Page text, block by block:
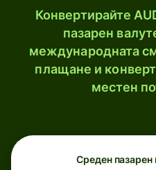
Конвертирайте
пазарен
международната
плащане и
местен
Среден пазарен